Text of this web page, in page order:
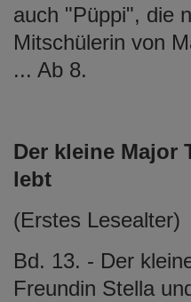
auch "Püppi", die
Mitschülerin von
... Ab 8.
Der kleine Major
lebt
(Erstes Lesealter)
Bd. 13. - Der
Freundin Stella